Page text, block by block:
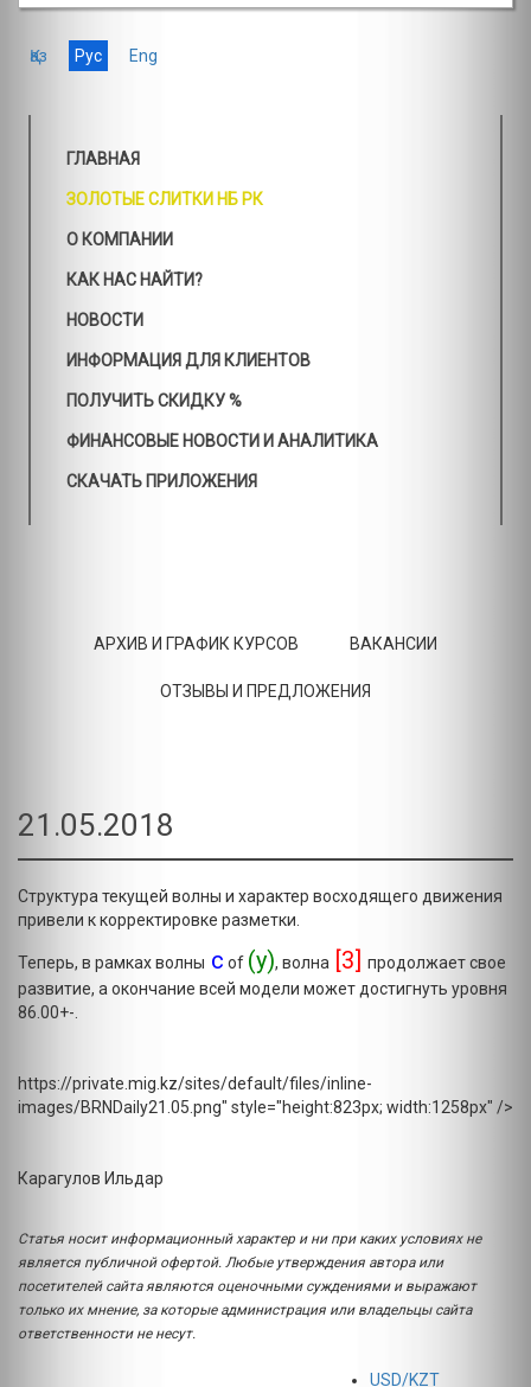
Қаз Рус Eng
ГЛАВНАЯ
ЗОЛОТЫЕ СЛИТКИ НБ РК
О КОМПАНИИ
КАК НАС НАЙТИ?
НОВОСТИ
ИНФОРМАЦИЯ ДЛЯ КЛИЕНТОВ
ПОЛУЧИТЬ СКИДКУ %
ФИНАНСОВЫЕ НОВОСТИ И АНАЛИТИКА
СКАЧАТЬ ПРИЛОЖЕНИЯ
АРХИВ И ГРАФИК КУРСОВ ВАКАНСИИ
ОТЗЫВЫ И ПРЕДЛОЖЕНИЯ
21.05.2018
Структура текущей волны и характер восходящего движения
привели к корректировке разметки.
Теперь, в рамках волны c of (y), волна [3] продолжает свое
развитие, а окончание всей модели может достигнуть уровня
86.00+-.
https://private.mig.kz/sites/default/files/inline-
images/BRNDaily21.05.png" style="height:823px; width:1258px" />
Карагулов Ильдар
Статья носит информационный характер и ни при каких условиях не
является публичной офертой. Любые утверждения автора или
посетителей сайта являются оценочными суждениями и выражают
только их мнение, за которые администрация или владельцы сайта
ответственности не несут.
USD/KZT